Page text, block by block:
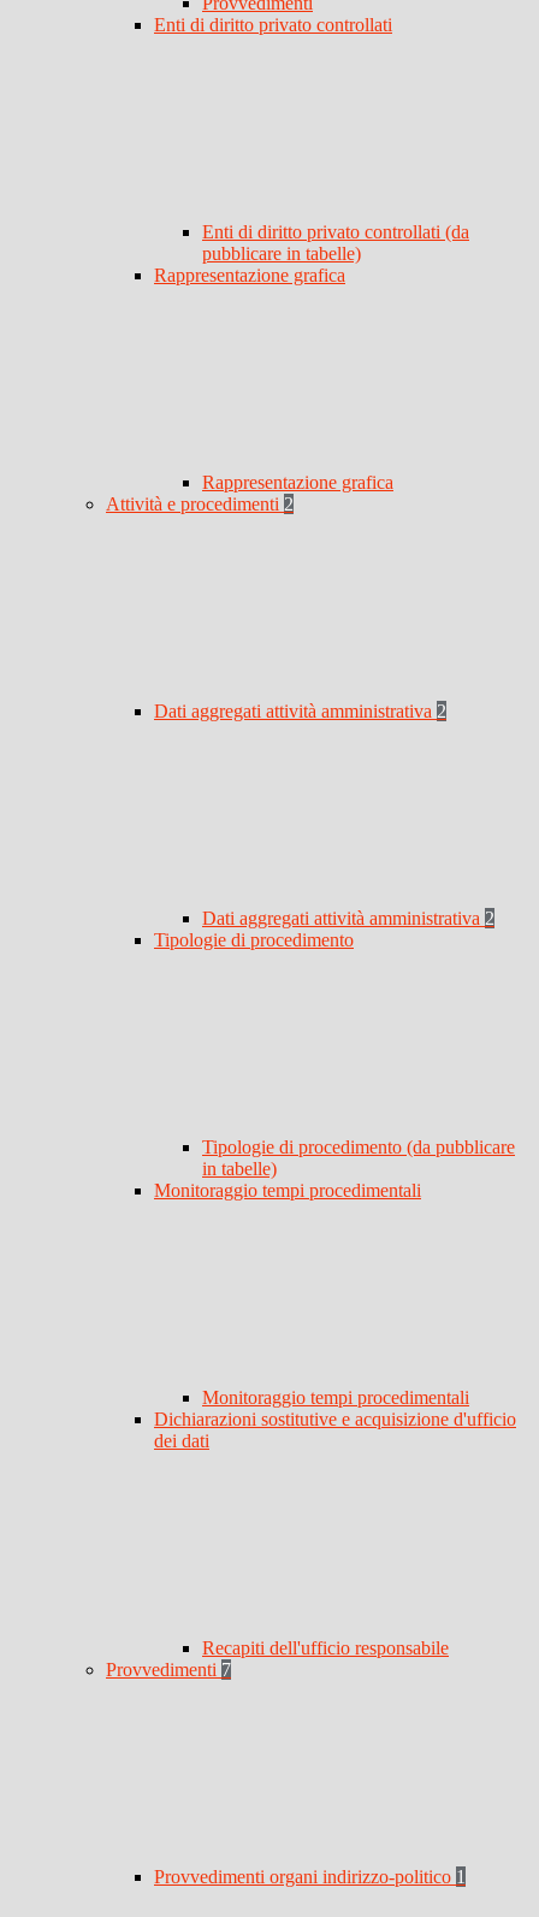
Enti di diritto privato controllati
Enti di diritto privato controllati (da
pubblicare in tabelle)
Rappresentazione grafica
Rappresentazione grafica
Attività e procedimenti 2
Dati aggregati attività amministrativa 2
Dati aggregati attività amministrativa 2
Tipologie di procedimento
Tipologie di procedimento (da pubblicare
in tabelle)
Monitoraggio tempi procedimentali
Monitoraggio tempi procedimentali
Dichiarazioni sostitutive e acquisizione d'ufficio
dei dati
Recapiti dell'ufficio responsabile
Provvedimenti 7
Provvedimenti organi indirizzo-politico 1